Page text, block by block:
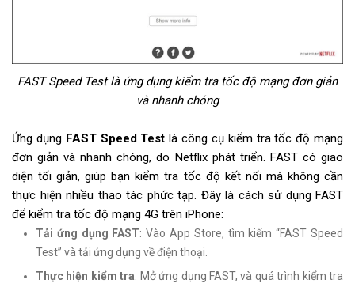
FAST Speed Test là ứng dụng kiểm tra tốc độ mạng đơn giản
và nhanh chóng
Ứng dụng FAST Speed Test là công cụ kiểm tra tốc độ mạng
đơn giản và nhanh chóng, do Netflix phát triển. FAST có giao
diện tối giản, giúp bạn kiểm tra tốc độ kết nối mà không cần
thực hiện nhiều thao tác phức tạp. Đây là cách sử dụng FAST
để kiểm tra tốc độ mạng 4G trên iPhone:
Tải ứng dụng FAST: Vào App Store, tìm kiếm “FAST Speed
Test” và tải ứng dụng về điện thoại.
Thực hiện kiểm tra: Mở ứng dụng FAST, và quá trình kiểm tra